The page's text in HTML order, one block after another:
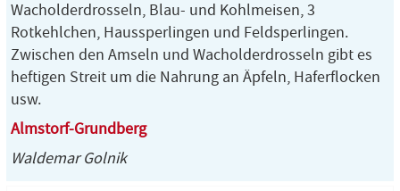
Wacholderdrosseln, Blau- und Kohlmeisen, 3
Rotkehlchen, Haussperlingen und Feldsperlingen.
Zwischen den Amseln und Wacholderdrosseln gibt es
heftigen Streit um die Nahrung an Äpfeln, Haferflocken
usw.
Almstorf-Grundberg
Waldemar Golnik